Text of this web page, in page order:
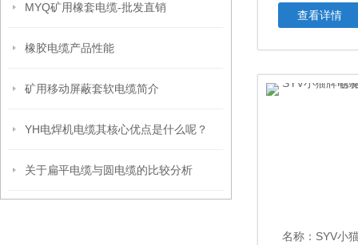
MYQ矿用橡套电缆-批发直销
橡胶电缆产品性能
矿用移动屏蔽套软电缆简介
YH电焊机电缆其核心优点是什么呢？
关于扁平电缆与圆电缆的比较分析
查看详情
名称： SYV小猫牌电缆